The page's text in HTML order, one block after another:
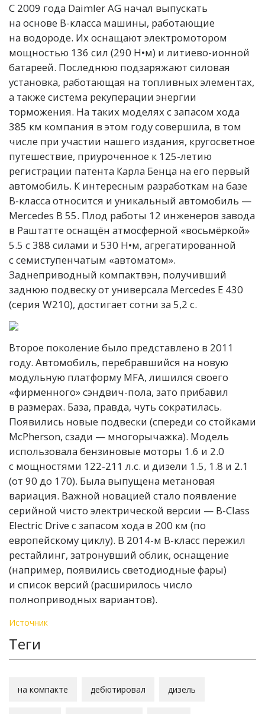
С 2009 года Daimler AG начал выпускать
на основе B-класса машины, работающие
на водороде. Их оснащают электромотором
мощностью 136 сил (290 Н•м) и литиево-ионной
батареей. Последнюю подзаряжают силовая
установка, работающая на топливных элементах,
а также система рекуперации энергии
торможения. На таких моделях с запасом хода
385 км компания в этом году совершила, в том
числе при участии нашего издания, кругосветное
путешествие, приуроченное к 125-летию
регистрации патента Карла Бенца на его первый
автомобиль. К интересным разработкам на базе
B-класса относится и уникальный автомобиль —
Mercedes B 55. Плод работы 12 инженеров завода
в Раштатте оснащён атмосферной «восьмёркой»
5.5 с 388 силами и 530 Н•м, агрегатированной
с семиступенчатым «автоматом».
Заднеприводный компактвэн, получивший
заднюю подвеску от универсала Mercedes E 430
(серия W210), достигает сотни за 5,2 с.
Второе поколение было представлено в 2011
году. Автомобиль, перебравшийся на новую
модульную платформу MFA, лишился своего
«фирменного» сэндвич-пола, зато прибавил
в размерах. База, правда, чуть сократилась.
Появились новые подвески (спереди со стойками
McPherson, сзади — многорычажка). Модель
использовала бензиновые моторы 1.6 и 2.0
с мощностями 122-211 л.с. и дизели 1.5, 1.8 и 2.1
(от 90 до 170). Была выпущена метановая
вариация. Важной новацией стало появление
серийной чисто электрической версии — B-Class
Electric Drive с запасом хода в 200 км (по
европейскому циклу). В 2014-м B-класс пережил
рестайлинг, затронувший облик, оснащение
(например, появились светодиодные фары)
и список версий (расширилось число
полноприводных вариантов).
Источник
Теги
на компакте дебютировал дизель